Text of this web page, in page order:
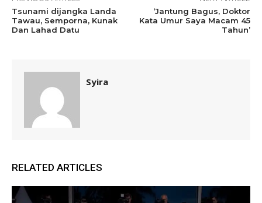
Tsunami dijangka Landa
Tawau, Semporna, Kunak
Dan Lahad Datu
‘Jantung Bagus, Doktor
Kata Umur Saya Macam 45
Tahun’
Syira
RELATED ARTICLES